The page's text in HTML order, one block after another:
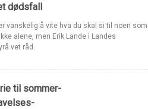
dødsfall
vanskelig å vite hva du skal si til noen som
alene, men Erik Lande i Landes
vet råd.
til sommer-